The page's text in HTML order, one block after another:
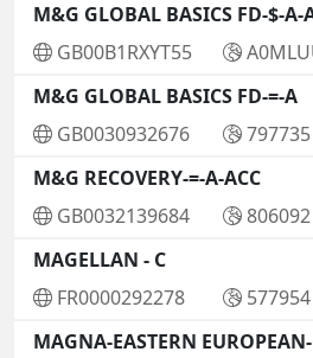
M&G GLOBAL BASICS FD-$-A-
GB00B1RXYT55
M&G GLOBAL BASICS FD-=-A
GB0030932676
797735
M&G RECOVERY-=-A-ACC
GB0032139684
806092
MAGELLAN - C
FR0000292278
577954
MAGNA-EASTERN